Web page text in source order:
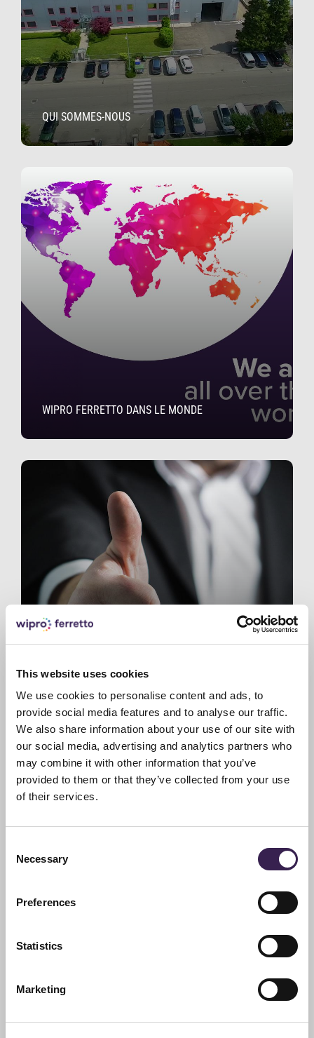
This website uses cookies
We use cookies to personalise content and ads, to
provide social media features and to analyse our traffic.
We also share information about your use of our site with
our social media, advertising and analytics partners who
may combine it with other information that you’ve
provided to them or that they’ve collected from your use
of their services.
Selection
Necessary
Preferences
Statistics
Marketing
QUI SOMMES-NOUS
WIPRO FERRETTO DANS LE MONDE
RÉFÉRENCES
INNOVATION